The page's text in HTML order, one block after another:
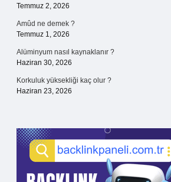
Temmuz 2, 2026
Amûd ne demek ?
Temmuz 1, 2026
Alüminyum nasıl kaynaklanır ?
Haziran 30, 2026
Korkuluk yüksekliği kaç olur ?
Haziran 23, 2026